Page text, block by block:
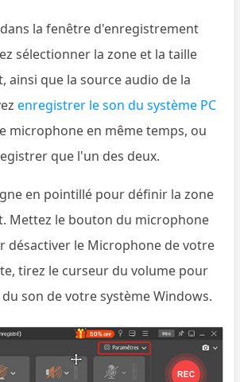
la fenêtre d'enregistrement
sélectionner la zone et la taille
ainsi que la source audio de la
enregistrer le son du système PC
microphone en même temps, ou
que l'un des deux.
en pointillé pour définir la zone
Mettez le bouton du microphone
désactiver le Microphone de votre
tirez le curseur du volume pour
son de votre système Windows.